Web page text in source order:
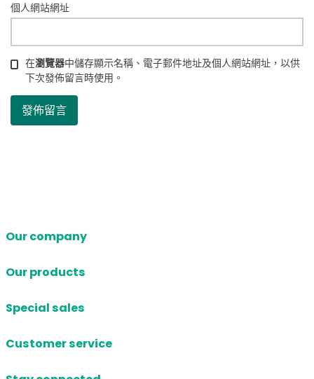
個人網站網址
在瀏覽器中儲存顯示名稱、電子郵件地址及個人網站網址，以供
下次發佈留言時使用。
Our company
Our products
Special sales
Customer service